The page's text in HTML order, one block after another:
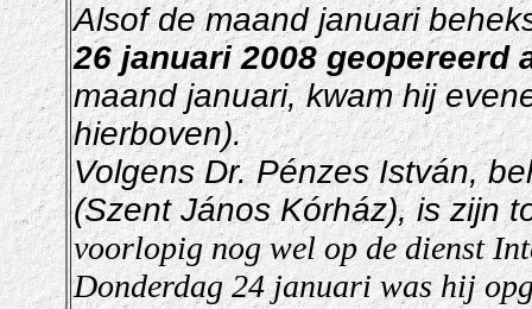
Alsof de maand januari
26 januari 2008 geopereerd
maandjanuari,kwam hij
hierboven).
VolgensDr. Pénzes István,
(Szent János Kórház), iszijn
voorlopig nogwelop de dienst
Donderdag 24 januari was hij